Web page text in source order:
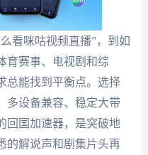
看咪咕视频直播”，到如
育赛事、电视剧和综
总能找到平衡点。选择
多设备兼容、稳定大带
回国加速器，是突破地
的解说声和剧集片头再